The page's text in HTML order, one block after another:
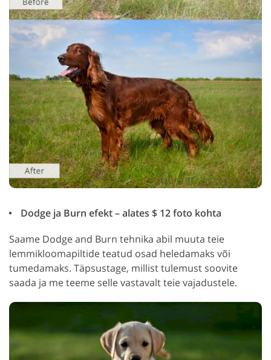
Dodge ja Burn efekt – alates $ 12 foto kohta
Saame Dodge and Burn tehnika abil muuta teie
lemmikloomapiltide teatud osad heledamaks või
tumedamaks. Täpsustage, millist tulemust soovite
saada ja me teeme selle vastavalt teie vajadustele.